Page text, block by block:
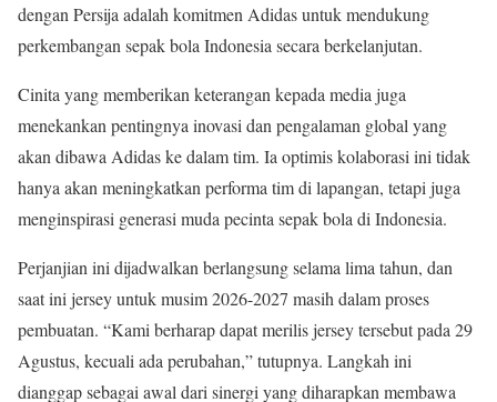
dengan Persija adalah komitmen Adidas untuk mendukung
perkembangan sepak bola Indonesia secara berkelanjutan.
Cinita yang memberikan keterangan kepada media juga
menekankan pentingnya inovasi dan pengalaman global yang
akan dibawa Adidas ke dalam tim. Ia optimis kolaborasi ini tidak
hanya akan meningkatkan performa tim di lapangan, tetapi juga
menginspirasi generasi muda pecinta sepak bola di Indonesia.
Perjanjian ini dijadwalkan berlangsung selama lima tahun, dan
saat ini jersey untuk musim 2026-2027 masih dalam proses
pembuatan. “Kami berharap dapat merilis jersey tersebut pada 29
Agustus, kecuali ada perubahan,” tutupnya. Langkah ini
dianggap sebagai awal dari sinergi yang diharapkan membawa